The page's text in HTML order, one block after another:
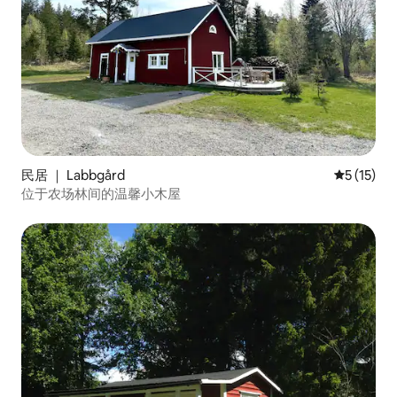
民居 ｜ Labbgård 平均评分
5 (15)
位于农场林间的温馨小木屋